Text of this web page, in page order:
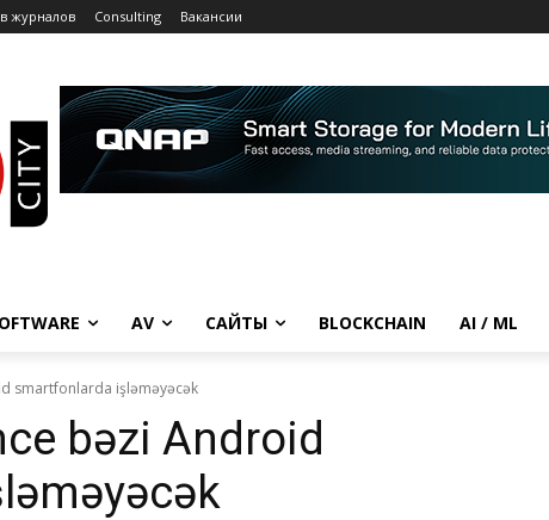
журналов Consulting Вакансии
AV САЙТЫ BLOCKCHAIN AI / ML
smartfonlarda işləməyəcək
bəzi Android